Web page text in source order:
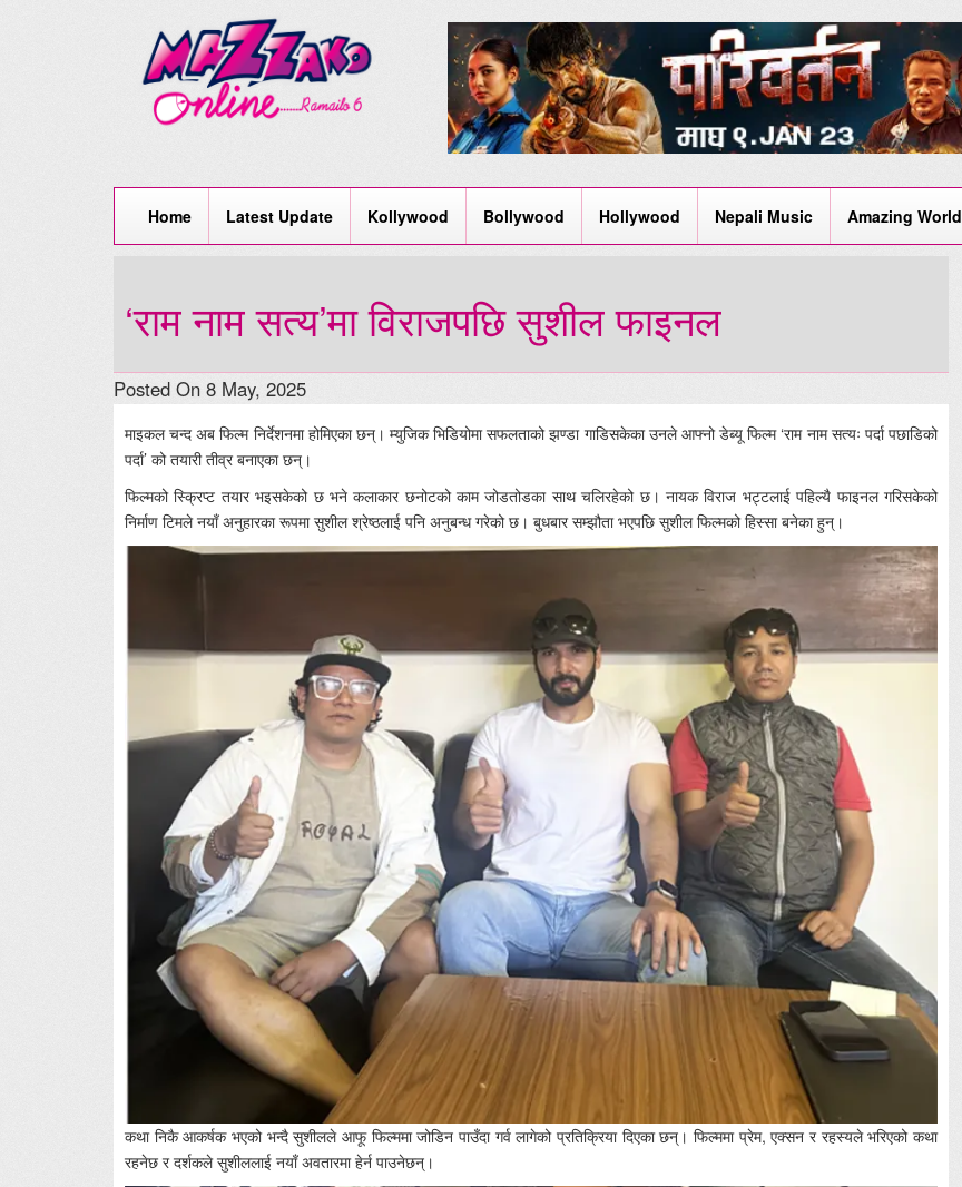
Home Latest Update Kollywood Bollywood Hollywood Nepali Music Amazing World
‘राम नाम सत्य’मा विराजपछि सुशील फाइनल
Posted On 8 May, 2025
माइकल चन्द अब फिल्म निर्देशनमा होमिएका छन्। म्युजिक भिडियोमा सफलताको झण्डा गाडिसकेका उनले आफ्नो डेब्यू फिल्म ‘राम नाम सत्यः पर्दा पछाडिको
पर्दा’ को तयारी तीव्र बनाएका छन्।
फिल्मको स्क्रिप्ट तयार भइसकेको छ भने कलाकार छनोटको काम जोडतोडका साथ चलिरहेको छ। नायक विराज भट्टलाई पहिल्यै फाइनल गरिसकेको
निर्माण टिमले नयाँ अनुहारका रूपमा सुशील श्रेष्ठलाई पनि अनुबन्ध गरेको छ। बुधबार सम्झौता भएपछि सुशील फिल्मको हिस्सा बनेका हुन्।
कथा निकै आकर्षक भएको भन्दै सुशीलले आफू फिल्ममा जोडिन पाउँदा गर्व लागेको प्रतिक्रिया दिएका छन्। फिल्ममा प्रेम, एक्सन र रहस्यले भरिएको कथा
रहनेछ र दर्शकले सुशीललाई नयाँ अवतारमा हेर्न पाउनेछन्।